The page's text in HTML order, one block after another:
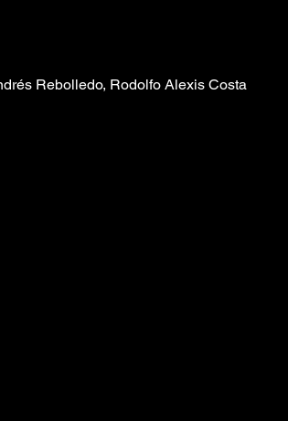
Rebolledo, Rodolfo Alexis Costa